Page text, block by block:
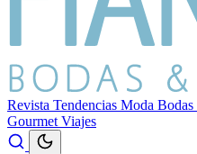
Revista Tendencias Moda Bodas
Gourmet Viajes